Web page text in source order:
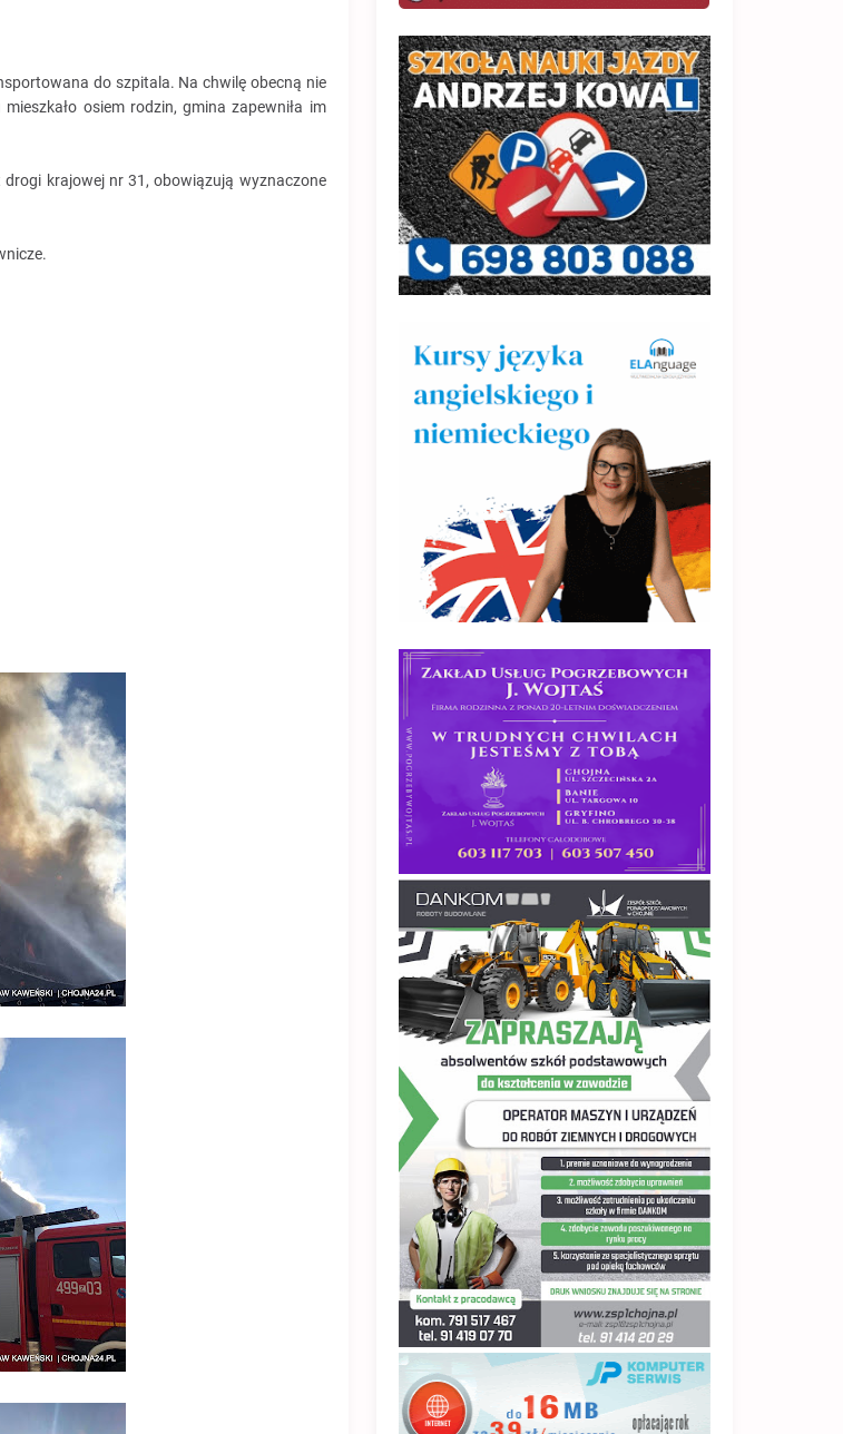
do szpitala. Na chwilę obecną nie
osiem rodzin, gmina zapewniła im
krajowej nr 31, obowiązują wyznaczone